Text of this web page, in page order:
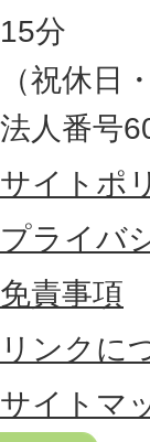
県
の
最
東
部
に
置
す
る
15分
（祝休日
法人番号
サイトポ
プライバ
免責事項
リンクに
サイトマ